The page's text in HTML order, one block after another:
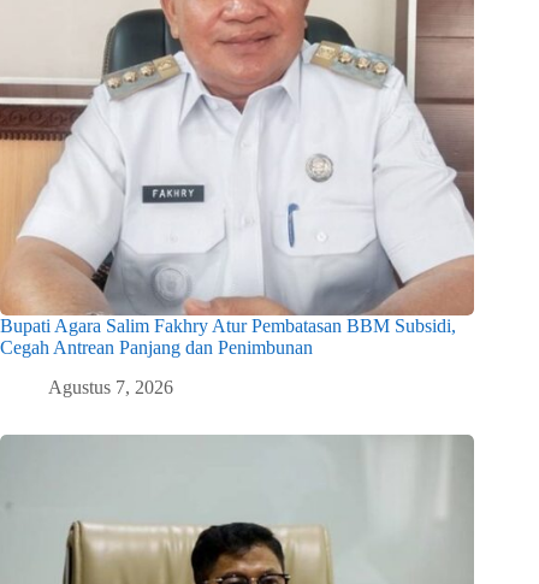
Bupati Agara Salim Fakhry Atur Pembatasan BBM Subsidi,
Cegah Antrean Panjang dan Penimbunan
Agustus 7, 2026